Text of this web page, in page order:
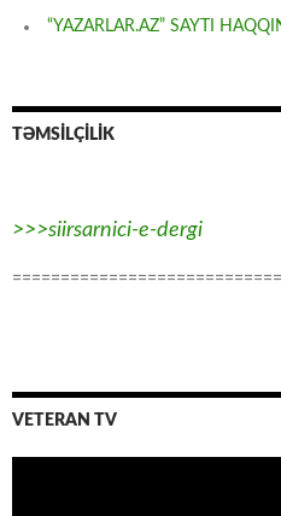
“YAZARLAR.AZ” SAYTI
TƏMSİLÇİLİK
>>>siirsarnici-e-dergi
VETERAN TV